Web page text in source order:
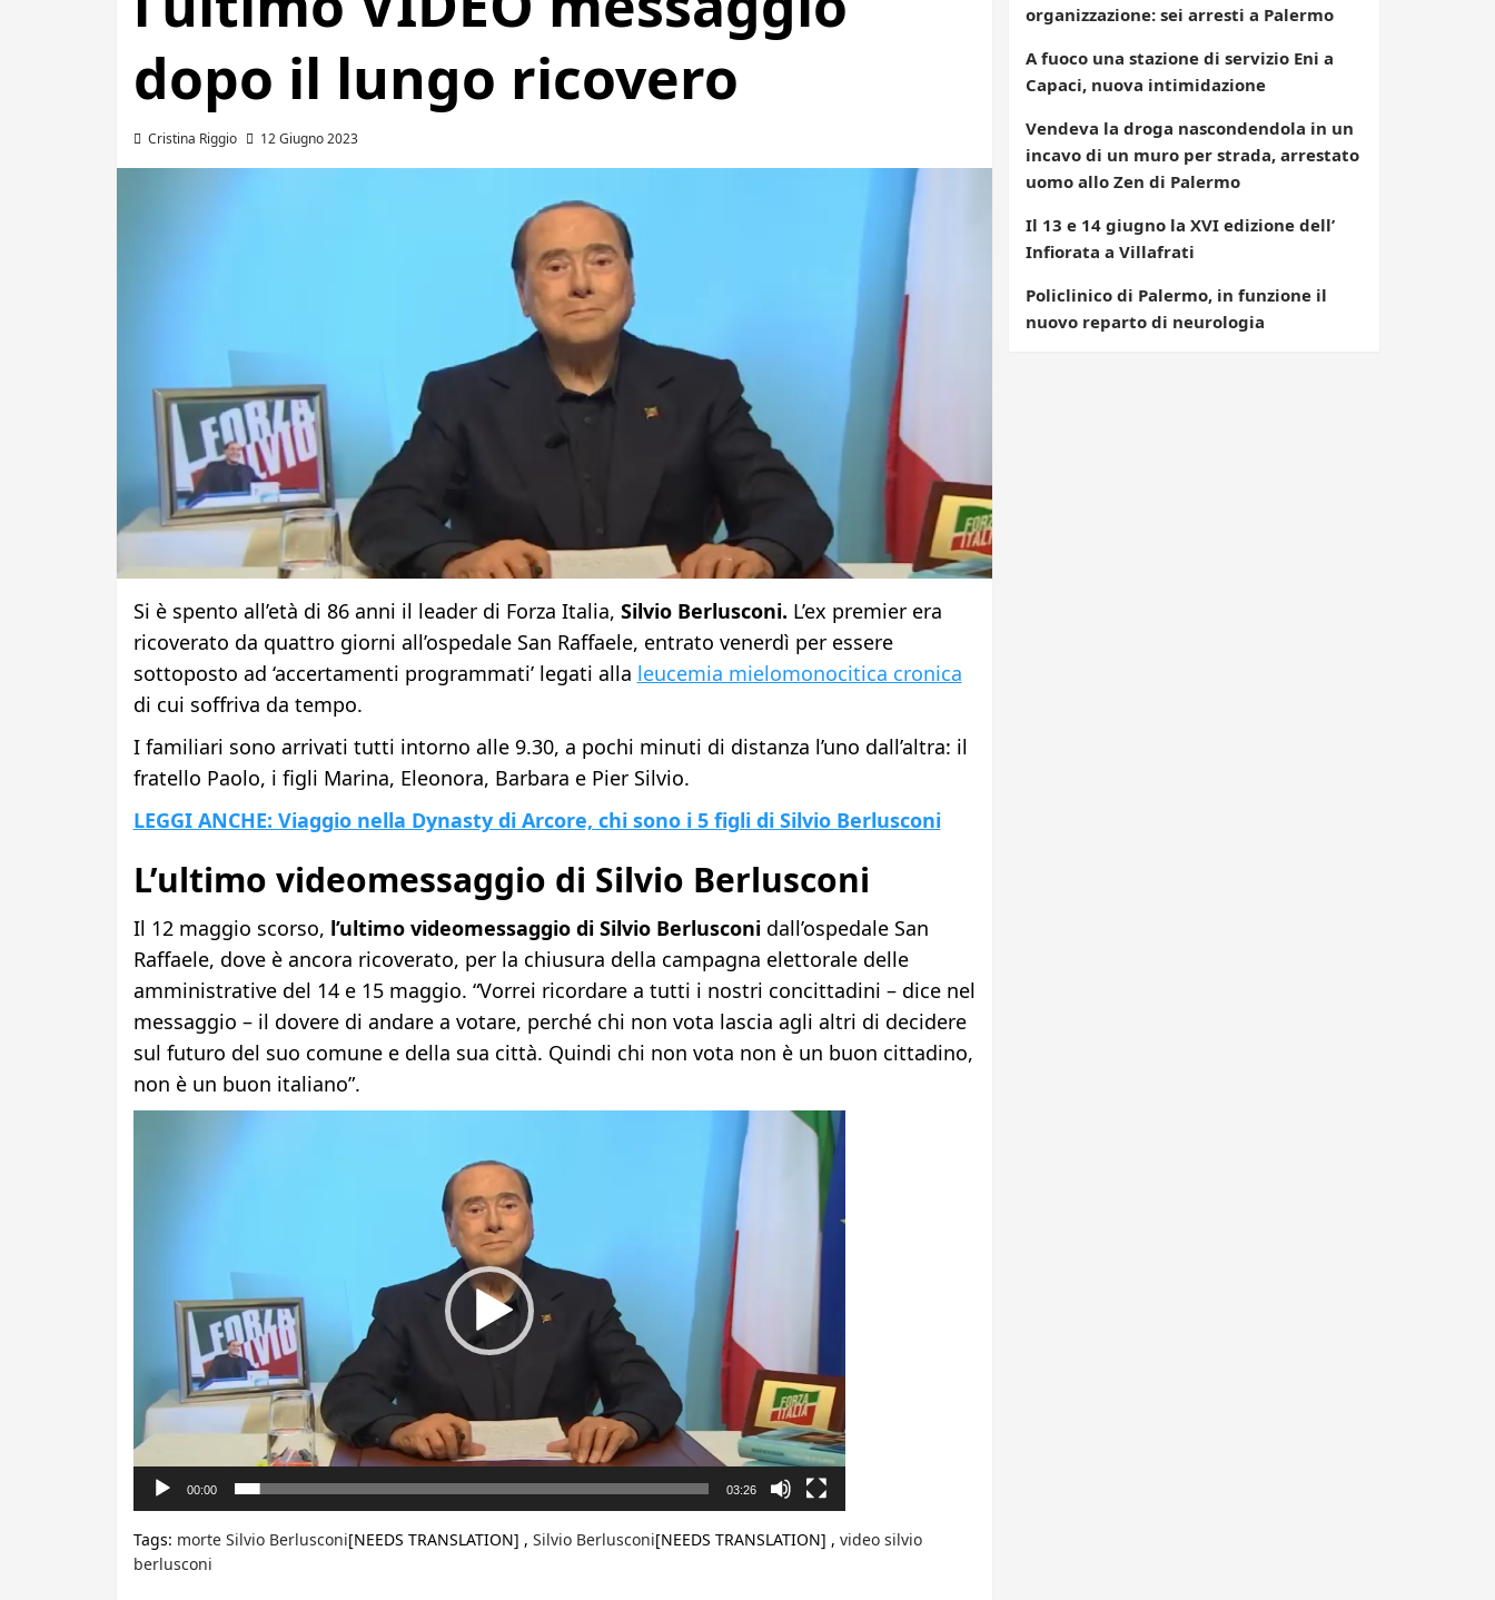
dopo il lungo ricovero
Cristina Riggio 12 Giugno 2023
Si è spento all’età di 86 anni il leader di Forza Italia, Silvio Berlusconi. L’ex premier era
ricoverato da quattro giorni all’ospedale San Raffaele, entrato venerdì per essere
sottoposto ad ‘accertamenti programmati’ legati alla leucemia mielomonocitica cronica
di cui soffriva da tempo.
I familiari sono arrivati tutti intorno alle 9.30, a pochi minuti di distanza l’uno dall’altra: il
fratello Paolo, i figli Marina, Eleonora, Barbara e Pier Silvio.
LEGGI ANCHE: Viaggio nella Dynasty di Arcore, chi sono i 5 figli di Silvio Berlusconi
L’ultimo videomessaggio di Silvio Berlusconi
Il 12 maggio scorso, l’ultimo videomessaggio di Silvio Berlusconidall’ospedale San
Raffaele, dove è ancora ricoverato, per la chiusura della campagna elettorale delle
amministrative del 14 e 15 maggio. “Vorrei ricordare a tutti i nostri concittadini – dice nel
messaggio – il dovere di andare a votare, perché chi non vota lascia agli altri di decidere
sul futuro del suo comune e della sua città. Quindi chi non vota non è un buon cittadino,
non è un buon italiano”.
00:00 03:26
Tags: morte Silvio Berlusconi[NEEDS TRANSLATION] , Silvio Berlusconi[NEEDS TRANSLATION] , video silvio
berlusconi
organizzazione: sei arresti a Palermo
A fuoco una stazione di servizio Eni a
Capaci, nuova intimidazione
Vendeva la droga nascondendola in un
incavo di un muro per strada, arrestato
uomo allo Zen di Palermo
Il 13 e 14 giugno la XVI edizione dell’
Infiorata a Villafrati
Policlinico di Palermo, in funzione il
nuovo reparto di neurologia